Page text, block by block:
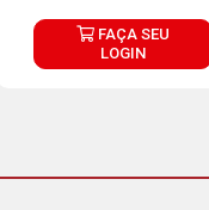
FAÇA SEU
LOGIN